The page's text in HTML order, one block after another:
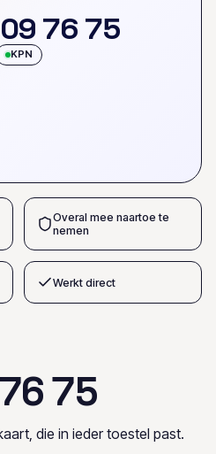
09 76 75
KPN
Overal mee naartoe te
nemen
Werkt direct
7675
die in ieder toestel past.